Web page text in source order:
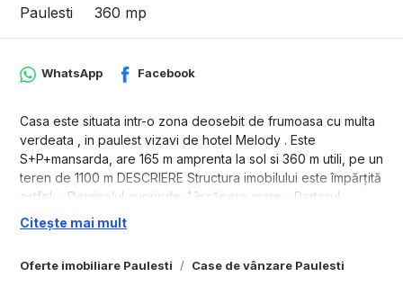
Paulesti
360 mp
Oferte imobiliare Paulesti Case de vânzare Paulesti
WhatsApp Facebook
Casa este situata intr-o zona deosebit de frumoasa cu multa
verdeata , in paulest vizavi de hotel Melody . Este
S+P+mansarda, are 165 m amprenta la sol si 360 m utili, pe un
teren de 1100 m DESCRIERE Structura imobilului este împărțită
astfel: - Demisolul cuprinde: 1 încăpere mare - Parterul
cuprinde: 1 Bucătărie ,un living mare ,1 baie,1 camera,1 garaj
cu baie - Mansarda: 3 camere, 2 baie, ieșire pe un balcon
imobilului se compun din: - 1 anexă – magazie tehnică pentru
Citește mai mult